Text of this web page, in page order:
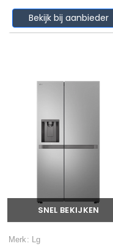
Bekijk bij aanbieder
SNEL BEKIJKEN
Merk: Lg